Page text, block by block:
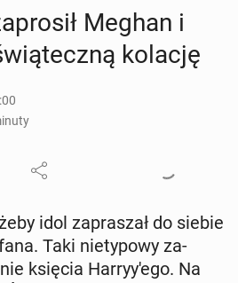
Meghan i
kolację
idol za­pra­szał do siebie
Taki nie­ty­po­wy za­
księcia Har­ry­y­'e­go. Na